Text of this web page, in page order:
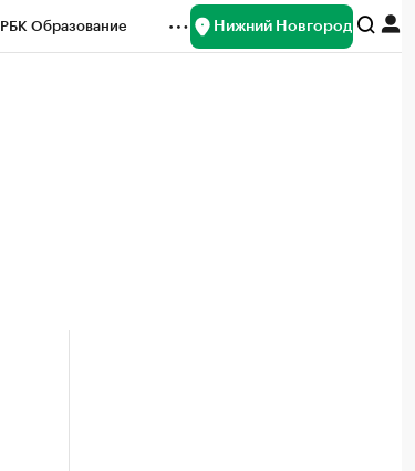
РБК Образование Нижний Новгород